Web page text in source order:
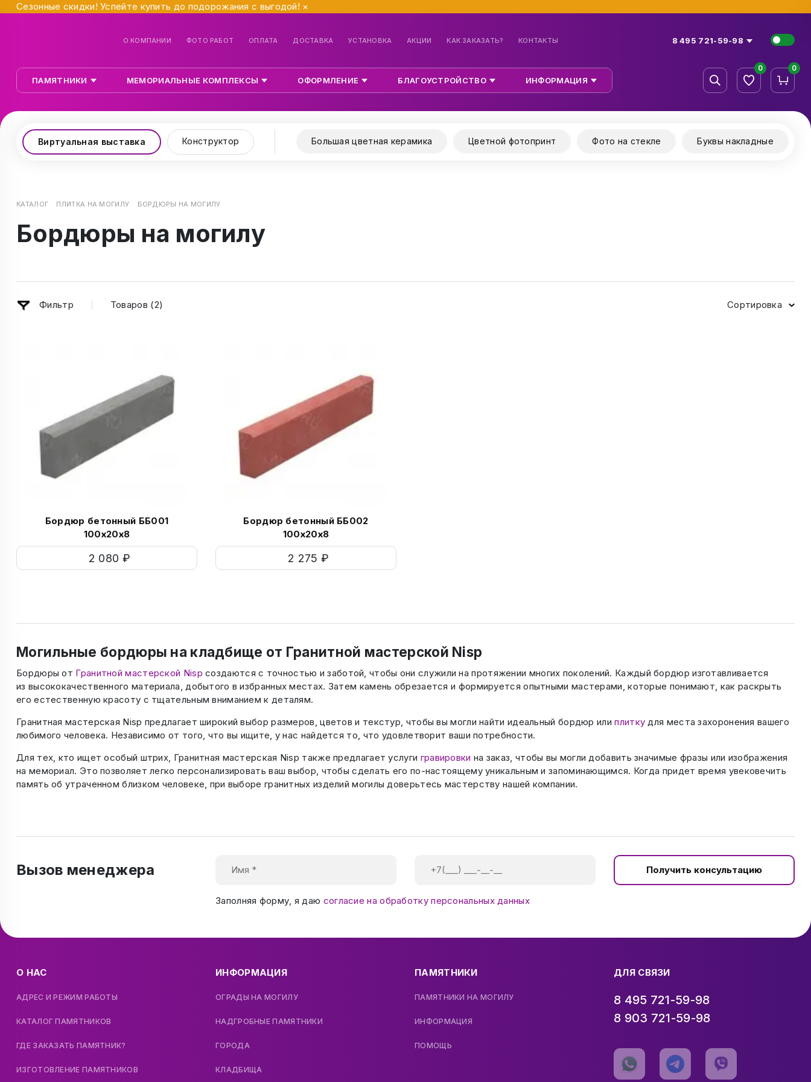
Сезонные скидки! Успейте купить до подорожания с выгодой! ×
О КОМПАНИИ ФОТО РАБОТ ОПЛАТА ДОСТАВКА УСТАНОВКА АКЦИИ КАК ЗАКАЗАТЬ? КОНТАКТЫ 8 495 721-59-98
ПАМЯТНИКИ МЕМОРИАЛЬНЫЕ КОМПЛЕКСЫ ОФОРМЛЕНИЕ БЛАГОУСТРОЙСТВО ИНФОРМАЦИЯ
0 0
Виртуальная выставка Конструктор Большая цветная керамика Цветной фотопринт Фото на стекле Буквы накладные
КАТАЛОГ ПЛИТКА НА МОГИЛУ БОРДЮРЫ НА МОГИЛУ
Бордюры на могилу
Фильтр Товаров (2) Сортировка
Бордюр бетонный ББ001
100х20х8
2 080 ₽
Бордюр бетонный ББ002
100х20х8
2 275 ₽
Могильные бордюры на кладбище от Гранитной мастерской Nisp
Бордюры от Гранитной мастерской Nisp создаются с точностью и заботой, чтобы они служили на протяжении многих поколений. Каждый бордюр изготавливается
из высококачественного материала, добытого в избранных местах. Затем камень обрезается и формируется опытными мастерами, которые понимают, как раскрыть
его естественную красоту с тщательным вниманием к деталям.
Гранитная мастерская Nisp предлагает широкий выбор размеров, цветов и текстур, чтобы вы могли найти идеальный бордюр илиплитку для места захоронения вашего
любимого человека. Независимо от того, что вы ищите, у нас найдется то, что удовлетворит ваши потребности.
Для тех, кто ищет особый штрих, Гранитная мастерская Nisp также предлагает услуги гравировки на заказ, чтобы вы могли добавить значимые фразы или изображения
на мемориал. Это позволяет легко персонализировать ваш выбор, чтобы сделать его по-настоящему уникальным и запоминающимся. Когда придет время увековечить
память об утраченном близком человеке, при выборе гранитных изделий могилы доверьтесь мастерству нашей компании.
Вызов менеджера Получить консультацию
Заполняя форму, я даю согласие на обработку персональных данных
О НАС
АДРЕС И РЕЖИМ РАБОТЫ
КАТАЛОГ ПАМЯТНИКОВ
ГДЕ ЗАКАЗАТЬ ПАМЯТНИК?
ИЗГОТОВЛЕНИЕ ПАМЯТНИКОВ
ИНФОРМАЦИЯ
ОГРАДЫ НА МОГИЛУ
НАДГРОБНЫЕ ПАМЯТНИКИ
ГОРОДА
КЛАДБИЩА
ПАМЯТНИКИ
ПАМЯТНИКИ НА МОГИЛУ
ИНФОРМАЦИЯ
ПОМОЩЬ
ДЛЯ СВЯЗИ
8 495 721-59-98
8 903 721-59-98